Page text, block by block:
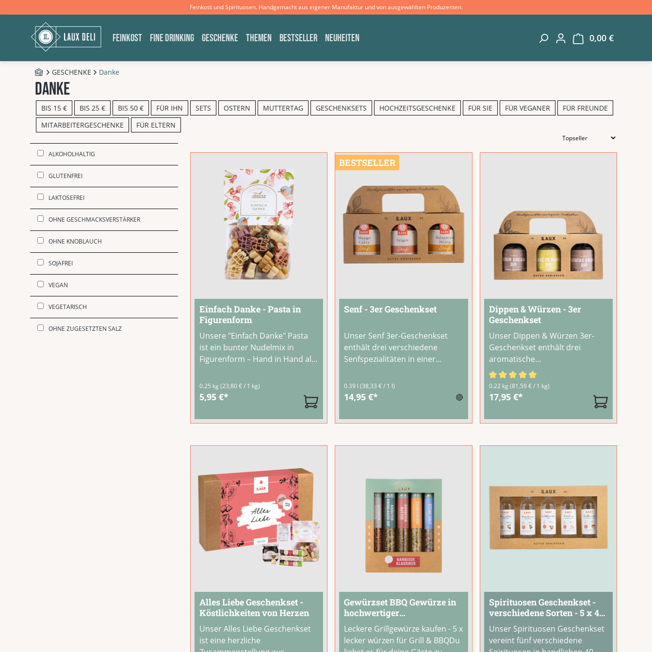
Feinkost und Spirituosen. Handgemacht aus eigener Manufaktur und von ausgewählten Produzenten.
FEINKOST FINE DRINKING GESCHENKE THEMEN BESTSELLER NEUHEITEN 0,00 €
B2C - ShopGESCHENKE Danke
Danke
BIS 15 € BIS 25 € BIS 50 € FÜR IHN SETS OSTERN MUTTERTAG GESCHENKSETS HOCHZEITSGESCHENKE FÜR SIE FÜR VEGANER
FÜR FREUNDE
MITARBEITERGESCHENKE
FÜR ELTERN
ALKOHOLHALTIG
GLUTENFREI
LAKTOSEFREI
OHNE GESCHMACKSVERSTÄRKER
OHNE KNOBLAUCH
SOJAFREI
VEGAN
VEGETARISCH
OHNE ZUGESETZTEN SALZ
Einfach Danke - Pasta in
Figurenform
Unsere "Einfach Danke" Pasta
ist ein bunter Nudelmix in
Figurenform – Hand in Hand als
Dankbarkeit. Vier Farben aus
natürlichen Zutaten: Spinat,
Kurkuma.Schmeckt köstlich mit
0.25 kg (23,80 € / 1 kg)
5,95 €*
BESTSELLER
Senf - 3er Geschenkset
Unser Senf 3er-Geschenkset
enthält drei verschiedene
Senfspezialitäten in einer
Geschenkverpackung. Eine
Auswahl unserer
aromatisch, vielseitig und mit
0.39 l(38,33 € / 1 l)
14,95 €* 🔴
Dippen & Würzen - 3er
Geschenkset
Unser Dippen & Würzen 3er-
Geschenkset enthält drei
aromatische
Gewürzzubereitungen zum
Anrühren. Einfach mit Crème
fraîche, Quark oder Schmand
verrühren – und fertig ist der
Dip.Perfekt als Geschenk für
Durchschnittliche Bewertung von 4.67 von 5
0.22 kg (81,59 € / 1 kg)
17,95 €*
Alles Liebe Geschenkset -
Köstlichkeiten von Herzen
Unser Alles Liebe Geschenkset
ist eine herzliche
Gewürzset BBQ Gewürze in
hochwertiger
Geschenkverpackung
Leckere Grillgewürze kaufen - 5 x
lecker würzen für Grill & BBQDu
Spirituosen Geschenkset -
verschiedene Sorten - 5 x 40
ml
Unser Spirituosen Geschenkset
vereint fünf verschiedene